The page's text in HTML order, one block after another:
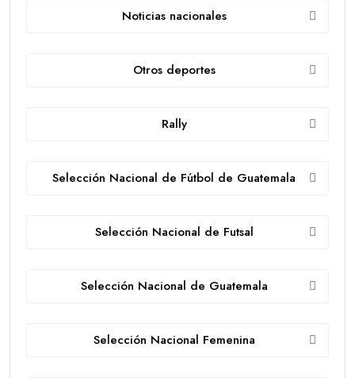
Noticias nacionales
Otros deportes
Rally
Selección Nacional de Fútbol de Guatemala
Selección Nacional de Futsal
Selección Nacional de Guatemala
Selección Nacional Femenina